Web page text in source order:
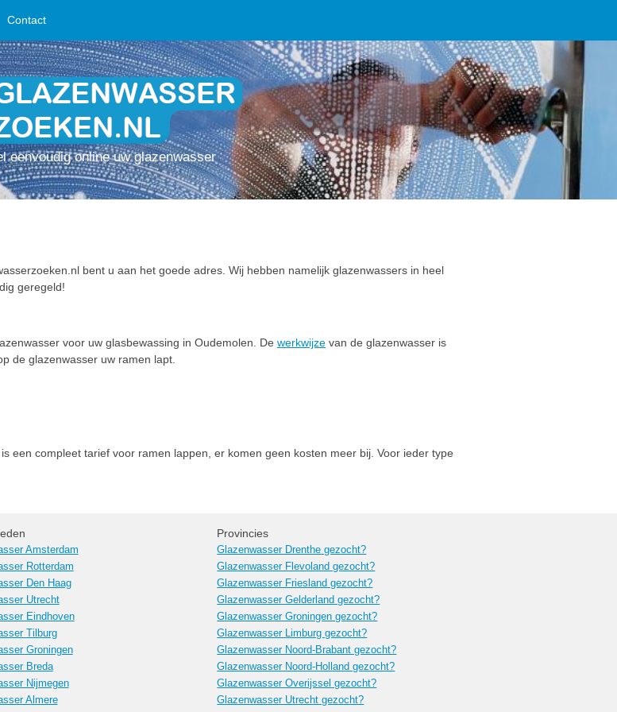
Contact
eenvoudig online uw glazenwasser
bent u aan het goede adres. Wij hebben namelijk glazenwassers in heel
geregeld!
voor uw glasbewassing in Oudemolen. De werkwijze van de glazenwasser is
de glazenwasser uw ramen lapt.
een compleet tarief voor ramen lappen, er komen geen kosten meer bij. Voor ieder type
Amsterdam
Rotterdam
Den Haag
Utrecht
Eindhoven
Tilburg
Groningen
Breda
Nijmegen
Almere
Provincies
Glazenwasser Drenthe gezocht?
Glazenwasser Flevoland gezocht?
Glazenwasser Friesland gezocht?
Glazenwasser Gelderland gezocht?
Glazenwasser Groningen gezocht?
Glazenwasser Limburg gezocht?
Glazenwasser Noord-Brabant gezocht?
Glazenwasser Noord-Holland gezocht?
Glazenwasser Overijssel gezocht?
Glazenwasser Utrecht gezocht?